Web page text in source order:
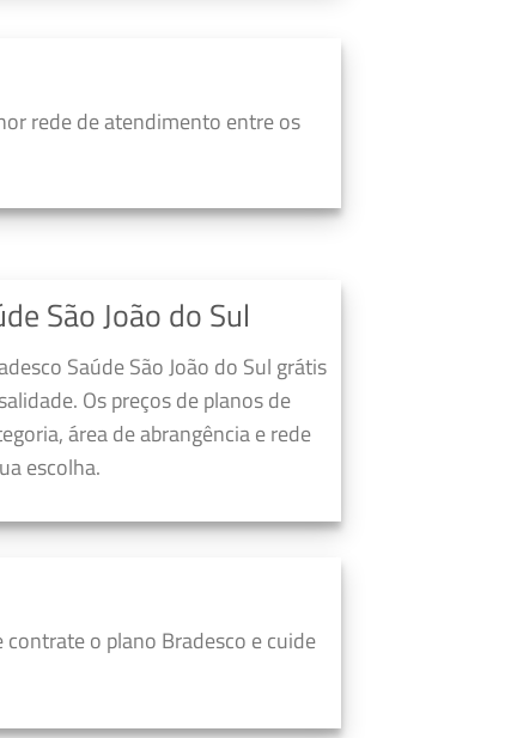
rede de atendimento entre os
São João do Sul
Saúde São João do Sul grátis
Os preços de planos de
área de abrangência e rede
escolha.
o plano Bradesco e cuide